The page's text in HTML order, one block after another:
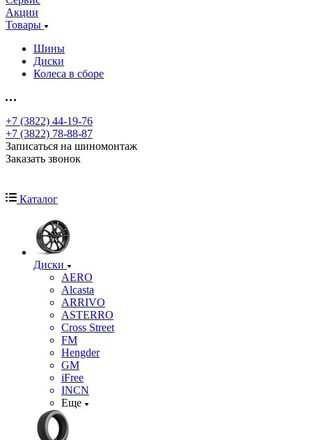
Акции
Товары
Шины
Диски
Колеса в сборе
+7 (3822) 44-19-76
+7 (3822) 78-88-87
Записаться на шиномонтаж
Заказать звонок
Каталог
Диски
AERO
Alcasta
ARRIVO
ASTERRO
Cross Street
FM
Hengder
GM
iFree
INCN
Еще